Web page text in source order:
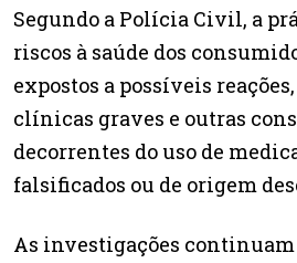
Segundo a Polícia Civil, a
riscos à saúde dos
expostos a possíveis
clínicas graves e outras
decorrentes do uso de
falsificados ou de origem
As investigações